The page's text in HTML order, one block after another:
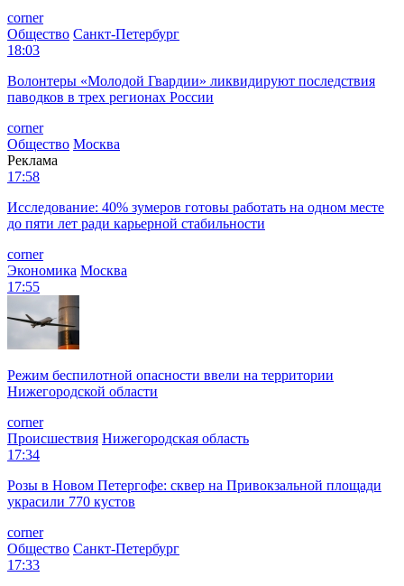
corner
Общество Санкт-Петербург
18:03
Волонтеры «Молодой Гвардии» ликвидируют последствия
паводков в трех регионах России
corner
Общество Москва
Реклама
17:58
Исследование: 40% зумеров готовы работать на одном месте
до пяти лет ради карьерной стабильности
corner
Экономика Москва
17:55
Режим беспилотной опасности ввели на территории
Нижегородской области
corner
Происшествия Нижегородская область
17:34
Розы в Новом Петергофе: сквер на Привокзальной площади
украсили 770 кустов
corner
Общество Санкт-Петербург
17:33